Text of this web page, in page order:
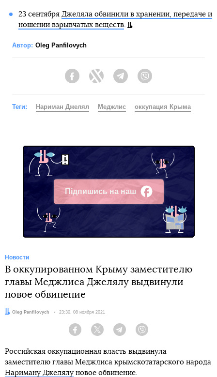
23 сентября Джеляла обвинили в хранении, передаче и
ношении взрывчатых веществ.
Автор: Oleg Panfilovych
FacebookTwitter Telegram
Теги: Нариман Джелял Меджлис оккупация Крыма
Підпишись на наш
Facebook
Новости
В оккупированном Крыму заместителю
главы Меджлиса Джелялу выдвинули
новое обвинение
Автор:
Oleg Panfilovych Дата:
23:30, 08 ноября 2021
Facebook Twitter Telegram
Российская оккупационная власть выдвинула
заместителю главы Меджлиса крымскотатарского народа
Нариману Джелялу новое обвинение.